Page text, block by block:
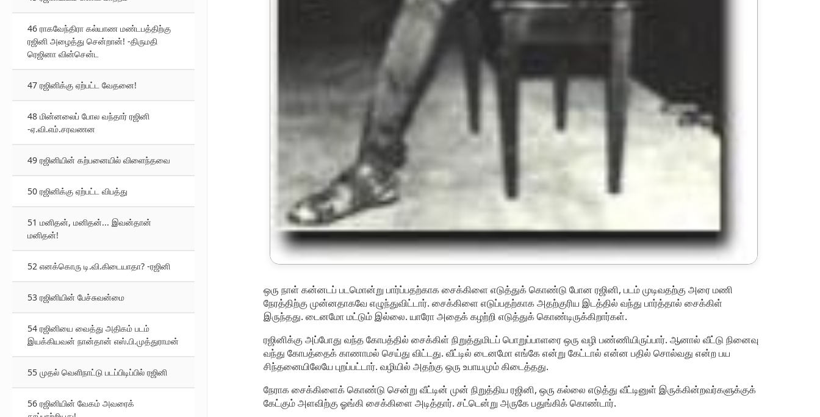
46 ராகவேந்திரா கல்யாண மண்டபத்திற்கு
ரஜினி அழைத்து சென்றான்! -திருமதி
ரெஜினா வின்சென்ட
47 ரஜினிக்கு ஏற்பட்ட வேதனை!
48 மின்னலைப் போல வந்தார் ரஜினி
-ஏ.வி.எம்.சரவணன
49 ரஜினியின் கற்பனையில் விளைந்தவை
50 ரஜினிக்கு ஏற்பட்ட விபத்து
51 மனிதன், மனிதன்... இவன்தான்
மனிதன்!
52 எனக்கொரு டி.வி.கிடையாதா? -ரஜினி
53 ரஜினியின் பேச்சுவன்மை
54 ரஜினியை வைத்து அதிகம் படம்
இயக்கியவன் நான்தான் எஸ்.பி.முத்துராமன்
55 முதல் வெளிநாட்டு படப்பிடிப்பில் ரஜினி
56 ரஜினியின் வேகம் அவரைக்
ஒரு நாள் கன்னடப் படமொன்று பார்ப்பதற்காக சைக்கிளை எடுத்துக் கொண்டு போன ரஜினி, படம் முடிவதற்கு அரை மணி
நேரத்திற்கு முன்னதாகவே எழுந்துவிட்டார். சைக்கிளை எடுப்பதற்காக அதற்குரிய இடத்தில் வந்து பார்த்தால் சைக்கிள்
இருந்தது. டைனமோ மட்டும் இல்லை. யாரோ அதைக் கழற்றி எடுத்துக் கொண்டிருக்கிறார்கள்.
ரஜினிக்கு அப்போது வந்த கோபத்தில் சைக்கிள் நிறுத்துமிடப் பொறுப்பாளரை ஒரு வழி பண்ணியிருப்பார். ஆனால் வீட்டு நினைவு
வந்து கோபத்தைக் காணாமல் செய்து விட்டது. வீட்டில் டைனமோ எங்கே என்று கேட்டால் என்ன பதில் சொல்வது என்ற பய
சிந்தனையிலேயே புறப்பட்டார். வழியில் அதற்கு ஒரு உபாயமும் கிடைத்தது.
நேராக சைக்கிளைக் கொண்டு சென்று வீட்டின் முன் நிறுத்திய ரஜினி, ஒரு கல்லை எடுத்து வீட்டினுள் இருக்கின்றவர்களுக்குக்
கேட்கும் அளவிற்கு ஓங்கி சைக்கிளை அடித்தார். சட்டென்று அருகே பதுங்கிக் கொண்டார்.